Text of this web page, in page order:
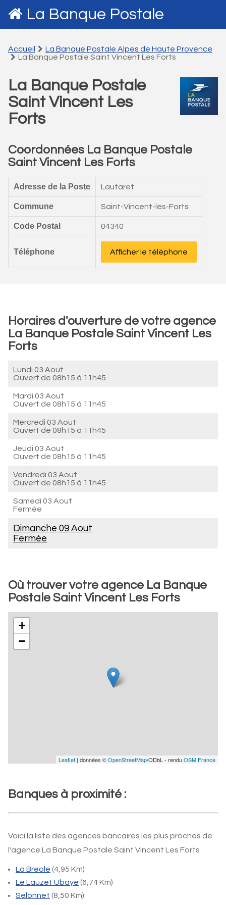
La Banque Postale
Accueil
La Banque Postale Alpes de Haute Provence
La Banque Postale Saint Vincent Les Forts
La Banque Postale
Saint Vincent Les
Forts
Coordonnées La Banque Postale
Saint Vincent Les Forts
Adresse de la Poste Lautaret
Commune Saint-Vincent-les-Forts
Code Postal 04340
Téléphone Afficher le téléphone
Horaires d'ouverture de votre agence
La Banque Postale Saint Vincent Les
Forts
Lundi 03 Aout
Ouvert de 08h15 à 11h45
Mardi 03 Aout
Ouvert de 08h15 à 11h45
Mercredi 03 Aout
Ouvert de 08h15 à 11h45
Jeudi 03 Aout
Ouvert de 08h15 à 11h45
Vendredi 03 Aout
Ouvert de 08h15 à 11h45
Samedi 03 Aout
Fermée
Dimanche 09 Aout
Fermée
Où trouver votre agence La Banque
Postale Saint Vincent Les Forts
+
−
Leaflet | données ©OpenStreetMap/ODbL - renduOSM France
Banques à proximité :
Voici la liste des agences bancaires les plus proches de
l'agence La Banque Postale Saint Vincent Les Forts
La Breole (4,95 Km)
Le Lauzet Ubaye (6,74 Km)
Selonnet (8,50 Km)